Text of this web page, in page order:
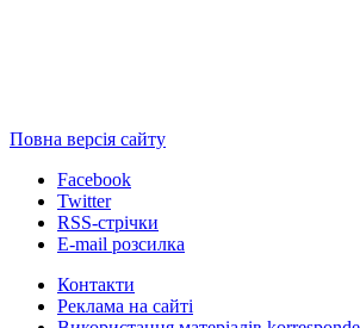
Повна версія сайту
Facebook
Twitter
RSS-стрічки
E-mail розсилка
Контакти
Реклама на сайті